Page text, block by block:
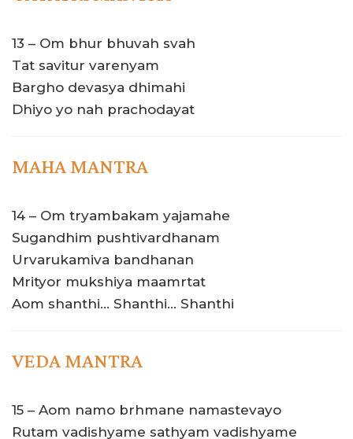
13 – Om bhur bhuvah svah
Tat savitur varenyam
Bargho devasya dhimahi
Dhiyo yo nah prachodayat
MAHA MANTRA
14 – Om tryambakam yajamahe
Sugandhim pushtivardhanam
Urvarukamiva bandhanan
Mrityor mukshiya maamrtat
Aom shanthi… Shanthi… Shanthi
VEDA MANTRA
15 – Aom namo brhmane namastevayo
Rutam vadishyame sathyam vadishyame